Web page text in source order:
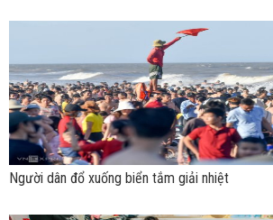
Người dân đổ xuống biển tắm giải nhiệt